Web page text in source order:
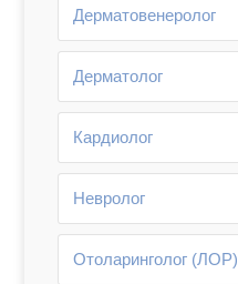
Дерматовенеролог
Дерматолог
Кардиолог
Невролог
Отоларинголог (ЛОР)